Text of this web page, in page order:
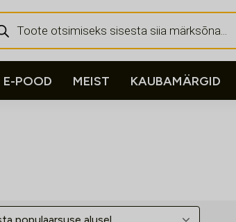
E-POOD MEIST KAUBAMÄRGID